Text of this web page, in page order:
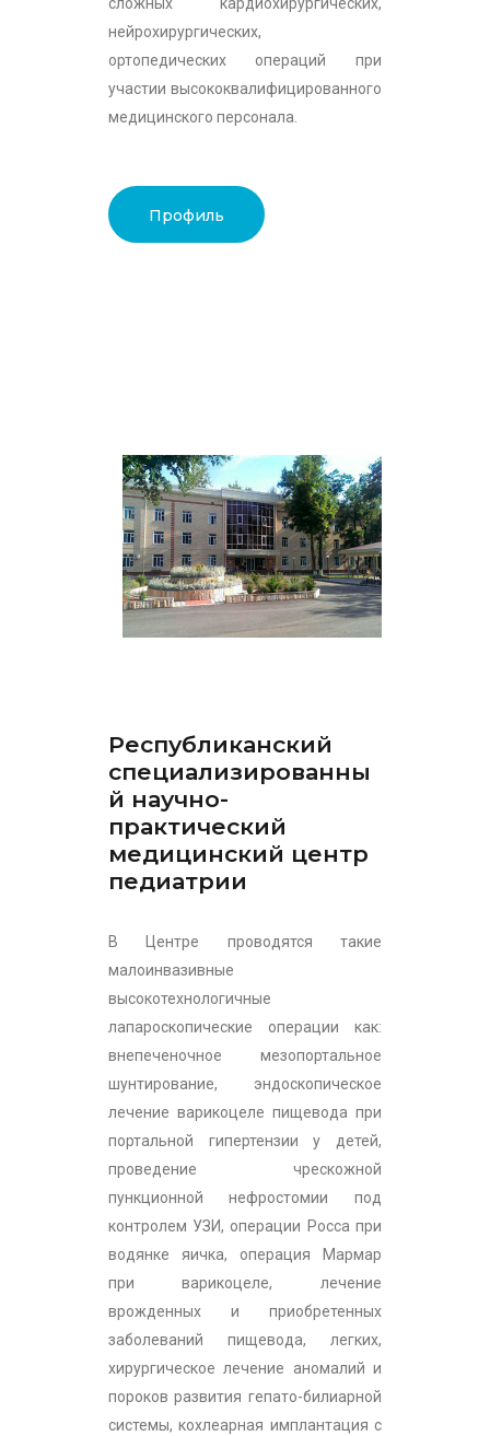
нейрохирургических,
ортопедических операций при
участии высококвалифицированного
медицинского персонала.
Профиль
Республиканский
специализированны
й научно-
практический
медицинский центр
педиатрии
В Центре проводятся такие
малоинвазивные
высокотехнологичные
лапароскопические операции как:
внепеченочное мезопортальное
шунтирование, эндоскопическое
лечение варикоцеле пищевода при
портальной гипертензии у детей,
проведение чрескожной
пункционной нефростомии под
контролем УЗИ, операции Росса при
водянке яичка, операция Мармар
при варикоцеле, лечение
врожденных и приобретенных
заболеваний пищевода, легких,
хирургическое лечение аномалий и
пороков развития гепато-билиарной
системы, кохлеарная имплантация c